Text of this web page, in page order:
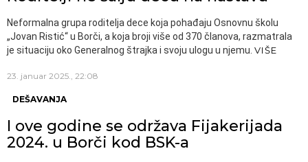
Neformalna grupa roditelja dece koja pohađaju Osnovnu školu
„Jovan Ristić“ u Borči, a koja broji više od 370 članova, razmatrala
je situaciju oko Generalnog štrajka i svoju ulogu u njemu. VIŠE
23. januar 2025., 22:08
DEŠAVANJA
I ove godine se održava Fijakerijada
2024. u Borči kod BSK-a